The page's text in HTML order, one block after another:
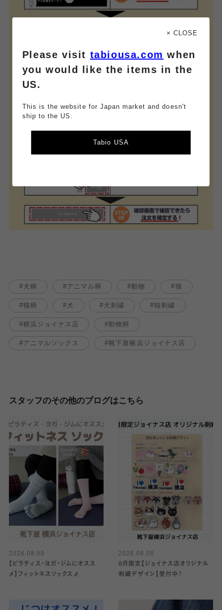
犬柄 アニマル柄 動物 猫
猫柄 犬 犬刺繍 猫刺繍
横浜ジョイナス店 動物柄
アニマルソックス 靴下屋横浜ジョイナス店
スタッフのその他のブログはこちら
2026.08.08
【ピラティス・ヨガ・ジムにオスス
メ】フィットネスソックス🧦.
2026.08.08
8月限定【ジョイナス店オリジナル
刺繍デザイン】受付中！
× CLOSE
Please visit tabiousa.com when
you would like the items in the
US.
This is the website for Japan market and doesn't
ship to the US.
Tabio USA